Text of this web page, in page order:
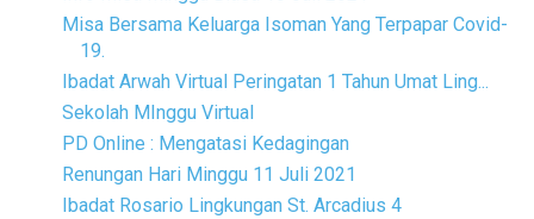
Misa Bersama Keluarga Isoman Yang Terpapar Covid-
19.
Ibadat Arwah Virtual Peringatan 1 Tahun Umat Ling...
Sekolah MInggu Virtual
PD Online : Mengatasi Kedagingan
Renungan Hari Minggu 11 Juli 2021
Ibadat Rosario Lingkungan St. Arcadius 4